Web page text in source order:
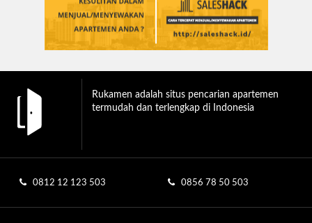
Rukamen adalah situs pencarian apartemen
termudah dan terlengkap di Indonesia
0812 12 123 503 0856 78 50 503